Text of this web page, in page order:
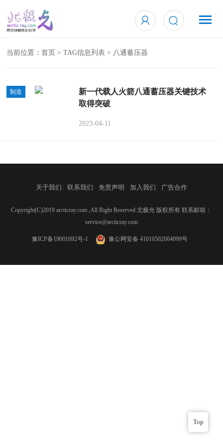
当前位置：首页 > TAG信息列表 > 八通蓄压器
制造
新一代载人火箭八通蓄压器关键技术
取得突破
2023-04-11
关于我们 联系我们 免责声明 加入我们 广告合作
Copyright(C)2019 arcticray.com ,All Right Reserved 北极光 版权所有 联系邮箱：
service@arcticray.com
豫ICP备19001692号-1 豫公网安备 41010502004099号
Top